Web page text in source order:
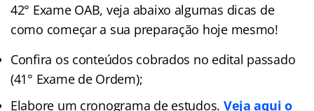
42° Exame OAB, veja abaixo algumas dicas de
como começar a sua preparação hoje mesmo!
Confira os conteúdos cobrados no edital passado
(41° Exame de Ordem);
Elabore um cronograma de estudos. Veja aqui o